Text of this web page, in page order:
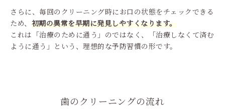
さらに、毎回のクリーニング時にお口の状態をチェックできる
ため、 初期の異常を早期に発見しやすくなります。
これは「治療のために通う」のではなく、「治療しなくて済む
ように通う」という、理想的な予防習慣の形です。
歯のクリーニングの流れ